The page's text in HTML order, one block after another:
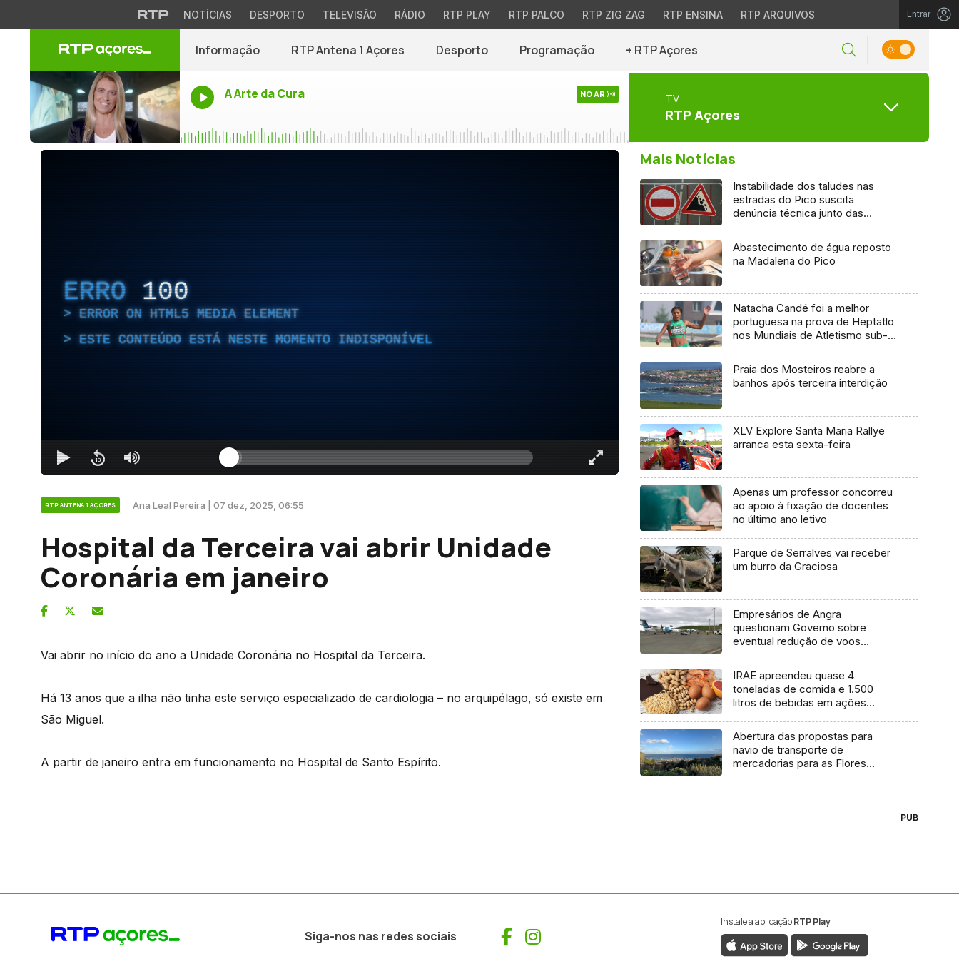
NOTÍCIAS DESPORTO TELEVISÃO RÁDIO RTP PLAY RTP PALCO RTP ZIG ZAG RTP ENSINA RTP ARQUIVOS Entrar
Informação RTP Antena 1 Açores Desporto Programação + RTP Açores
A Arte da Cura NO AR TV
RTP Açores
ERRO 100
ERROR ON HTML5 MEDIA ELEMENT
ESTE CONTEÚDO ESTÁ NESTE MOMENTO INDISPONÍVEL
RTP ANTENA 1 AÇORES Ana Leal Pereira | 07 dez, 2025, 06:55
Hospital da Terceira vai abrir Unidade
Coronária em janeiro
Vai abrir no início do ano a Unidade Coronária no Hospital da Terceira.
Há 13 anos que a ilha não tinha este serviço especializado de cardiologia – no arquipélago, só existe em
São Miguel.
A partir de janeiro entra em funcionamento no Hospital de Santo Espírito.
Mais Notícias
Instabilidade dos taludes nas
estradas do Pico suscita
denúncia técnica junto das
Abastecimento de água reposto
na Madalena do Pico
Natacha Candé foi a melhor
portuguesa na prova de Heptatlo
nos Mundiais de Atletismo sub-
Praia dos Mosteiros reabre a
banhos após terceira interdição
XLV Explore Santa Maria Rallye
arranca esta sexta-feira
Apenas um professor concorreu
ao apoio à fixação de docentes
no último ano letivo
Parque de Serralves vai receber
um burro da Graciosa
Empresários de Angra
questionam Governo sobre
eventual redução de voos
IRAE apreendeu quase 4
toneladas de comida e 1.500
litros de bebidas em ações
Abertura das propostas para
navio de transporte de
mercadorias para as Flores
PUB
Siga-nos nas redes sociais Facebook
Instagram
Instale a aplicaçãoRTP Play